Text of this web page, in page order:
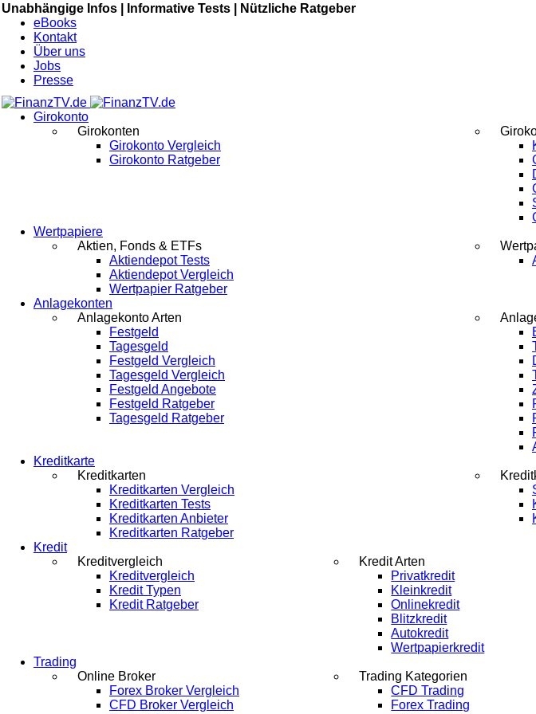
Unabhängige Infos | Informative Tests |
Nützliche Ratgeber
eBooks
Kontakt
Über uns
Jobs
Presse
Girokonto
Girokonten
Girokonto Vergleich
Girokonto Ratgeber
Wertpapiere
Aktien, Fonds & ETFs
Aktiendepot Tests
Aktiendepot Vergleich
Wertpapier Ratgeber
Anlagekonten
Anlagekonto Arten
Festgeld
Tagesgeld
Festgeld Vergleich
Tagesgeld Vergleich
Festgeld Angebote
Festgeld Ratgeber
Tagesgeld Ratgeber
Kreditkarte
Kreditkarten
Kreditkarten Vergleich
Kreditkarten Tests
Kreditkarten Anbieter
Kreditkarten Ratgeber
Kredit
Kreditvergleich
Kreditvergleich
Kredit Typen
Kredit Ratgeber
Kredit Arten
Privatkredit
Kleinkredit
Onlinekredit
Blitzkredit
Autokredit
Wertpapierkredit
Trading
Online Broker
Forex Broker Vergleich
CFD Broker Vergleich
Trading Kategorien
CFD Trading
Forex Trading